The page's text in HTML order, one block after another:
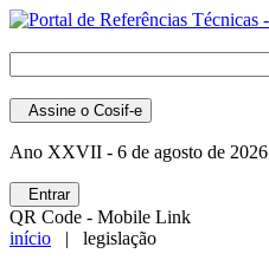
Assine o Cosif-e
Ano XXVII - 6 de agosto de 2026
Entrar
QR Code - Mobile Link
início | legislação